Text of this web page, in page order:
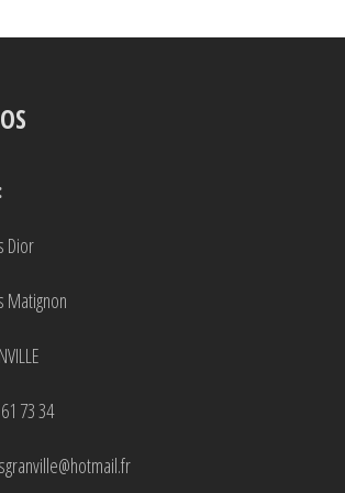
Dior
Matignon
73 34